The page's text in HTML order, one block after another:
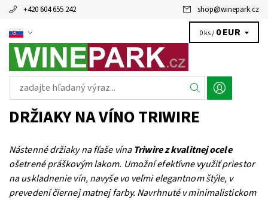
+420 604 655 242 shop@winepark.cz
0 ks / 0 EUR
DRŽIAKY NA VÍNO TRIWIRE
Nástenné držiaky na fľaše vínaTriwire z kvalitnej ocele
ošetrené práškovým lakom. Umožní efektívne využiť priestor
na uskladnenie vín, navyše vo veľmi elegantnom štýle, v
prevedení čiernej matnej farby. Navrhnuté v minimalistickom